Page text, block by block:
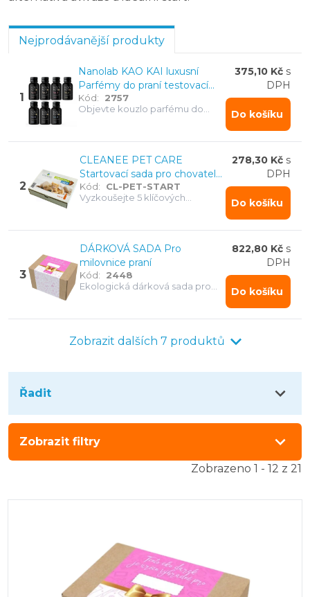
Jaro v čistotě - kompletní úklidový balíček Cormen
Nejprodávanější produkty
1
Nanolab KAO KAI luxusní
Parfémy do praní testovací
SADA 7 ks
Kód:
2757
Objevte kouzlo parfému do
ohledem na nejnáročnější
375,10 Kč s
DPH
Do košíku
2
CLEANEE PET CARE
Startovací sada pro chovatele
5 x 50 ml
Kód:
CL-PET-START
Vyzkoušejte 5 klíčových
Praktické 50ml balení vám
umožní otestovat celou řadu
CLEANEE PET CARE.
278,30 Kč s
DPH
Do košíku
3
DÁRKOVÁ SADA Pro
milovnice praní
Kód:
2448
Ekologická dárková sada pro
parfémy a lexikon úklidu!
822,80 Kč s
DPH
Do košíku
Zobrazit dalších 7 produktů
Řadit
Zobrazit filtry
Zobrazeno 1 - 12 z 21